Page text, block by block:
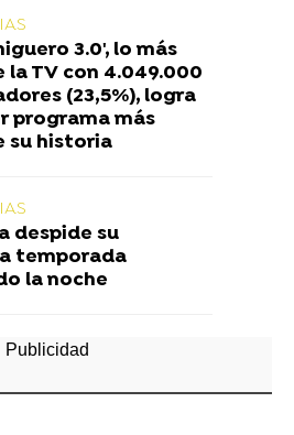
3.0', lo más
la TV con 4.049.000
(23,5%), logra
programa más
su historia
despide su
temporada
la noche